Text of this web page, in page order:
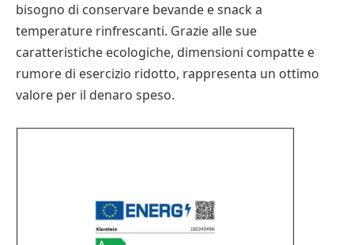
bisogno di conservare bevande e snack a
temperature rinfrescanti. Grazie alle sue
caratteristiche ecologiche, dimensioni compatte e
rumore di esercizio ridotto, rappresenta un ottimo
valore per il denaro speso.